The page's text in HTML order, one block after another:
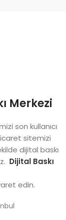
Merkezi
son kullanıcı
sitemizi
dijital baskı
Dijital Baskı
edin.